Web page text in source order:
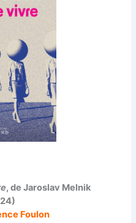
, de Jaroslav Melnik
Foulon